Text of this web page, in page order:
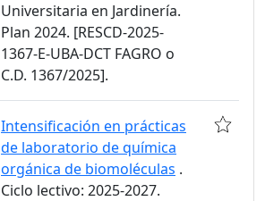
Universitaria en Jardinería.
Plan 2024. [RESCD-2025-
1367-E-UBA-DCT FAGRO o
C.D. 1367/2025].
Intensificación en prácticas
de laboratorio de química
orgánica de biomoléculas .
Ciclo lectivo: 2025-2027.